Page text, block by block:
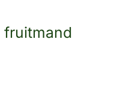
fruitmand